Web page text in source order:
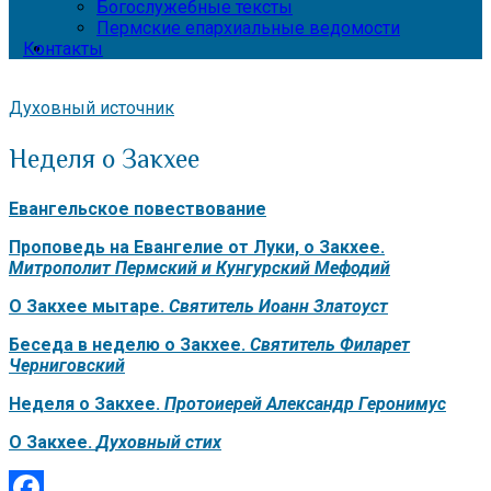
Богослужебные тексты
Пермские епархиальные ведомости
Контакты
Духовный источник
Неделя о Закхее
Евангельское повествование
Проповедь на Евангелие от Луки, о Закхее.
Митрополит Пермский и Кунгурский Мефодий
О Закхее мытаре. Святитель Иоанн Златоуст
Беседа в неделю о Закхее. Святитель Филарет
Черниговский
Неделя о Закхее. Протоиерей Александр Геронимус
О Закхее.Духовный стих